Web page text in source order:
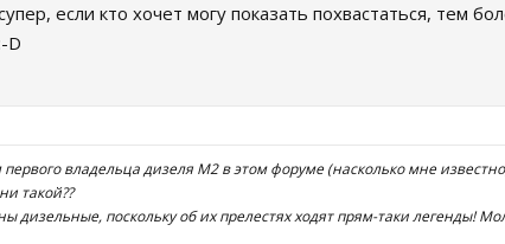
если кто хочет могу показать похвастаться, тем
D
владельца дизеля М2 в этом форуме (насколько мне
такой??
дизельные, поскольку об их прелестях ходят прям-таки легенды!